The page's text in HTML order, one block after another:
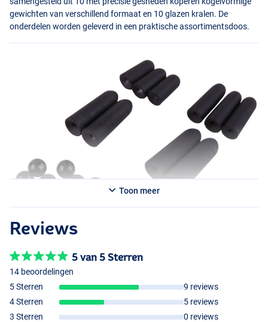
gewichten van verschillend formaat en 10 glazen kralen. De
onderdelen worden geleverd in een praktische assortimentsdoos.
Toon meer
Reviews
5 van 5 Sterren
14 beoordelingen
5 Sterren
9 reviews
4 Sterren
5 reviews
3 Sterren
0 reviews